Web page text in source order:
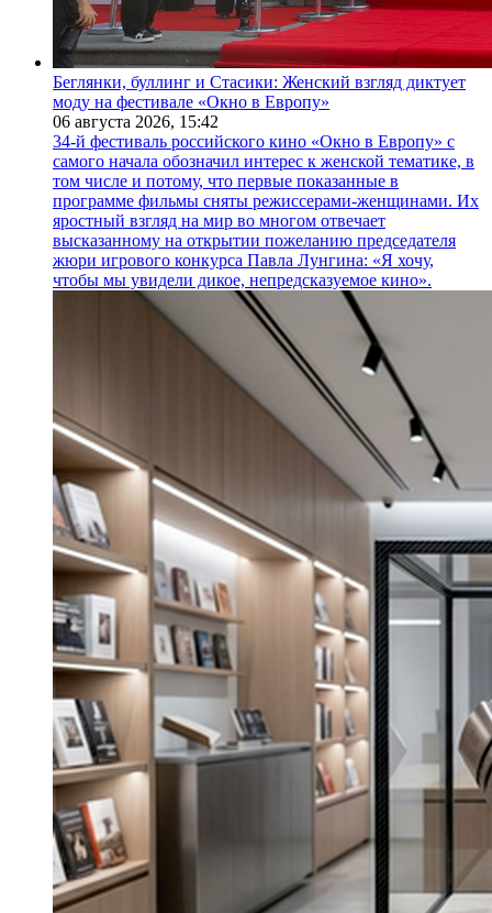
Беглянки, буллинг и Стасики: Женский взгляд диктует
моду на фестивале «Окно в Европу»
06 августа 2026, 15:42
34-й фестиваль российского кино «Окно в Европу» с
самого начала обозначил интерес к женской тематике, в
том числе и потому, что первые показанные в
программе фильмы сняты режиссерами-женщинами. Их
яростный взгляд на мир во многом отвечает
высказанному на открытии пожеланию председателя
жюри игрового конкурса Павла Лунгина: «Я хочу,
чтобы мы увидели дикое, непредсказуемое кино».